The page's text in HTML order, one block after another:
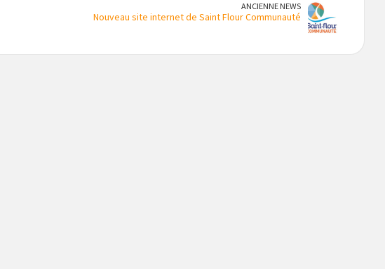
ANCIENNE NEWS
Nouveau site internet de Saint Flour Communauté